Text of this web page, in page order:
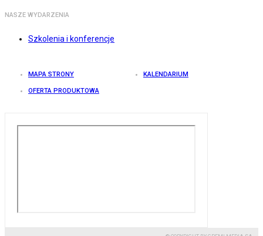
NASZE WYDARZENIA
Szkolenia i konferencje
MAPA STRONY KALENDARIUM
OFERTA PRODUKTOWA